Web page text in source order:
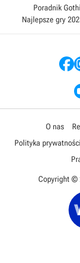
Poradnik
Najlepsze gry
O nas
Polityka prywatności
Copyright ©